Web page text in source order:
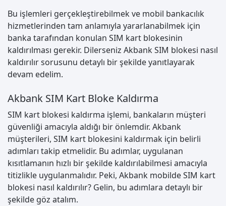
Bu işlemleri gerçekleştirebilmek ve mobil bankacılık
hizmetlerinden tam anlamıyla yararlanabilmek için
banka tarafından konulan SIM kart blokesinin
kaldırılması gerekir. Dilerseniz Akbank SIM blokesi nasıl
kaldırılır sorusunu detaylı bir şekilde yanıtlayarak
devam edelim.
Akbank SIM Kart Bloke Kaldırma
SIM kart blokesi kaldırma işlemi, bankaların müşteri
güvenliği amacıyla aldığı bir önlemdir. Akbank
müşterileri, SIM kart blokesini kaldırmak için belirli
adımları takip etmelidir. Bu adımlar, uygulanan
kısıtlamanın hızlı bir şekilde kaldırılabilmesi amacıyla
titizlikle uygulanmalıdır. Peki, Akbank mobilde SIM kart
blokesi nasıl kaldırılır? Gelin, bu adımlara detaylı bir
şekilde göz atalım.